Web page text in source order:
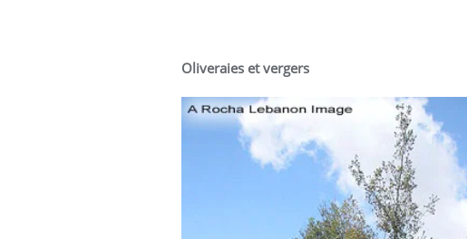
Oliveraies et vergers